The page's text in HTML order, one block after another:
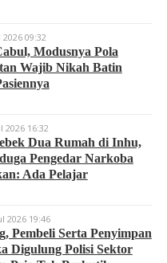
2026 09:32
Modusnya Pola
Wajib Nikah Batin
2026 16:32
Dua Rumah di Inhu,
Pengedar Narkoba
Ada Pelajar
2026 19:46
Pembeli Serta Penyimpan
Digulung Polisi Sektor